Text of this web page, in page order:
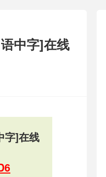
中字]在线
字]在线